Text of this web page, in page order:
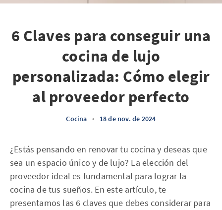
6 Claves para conseguir una
cocina de lujo
personalizada: Cómo elegir
al proveedor perfecto
Cocina • 18 de nov. de 2024
¿Estás pensando en renovar tu cocina y deseas que
sea un espacio único y de lujo? La elección del
proveedor ideal es fundamental para lograr la
cocina de tus sueños. En este artículo, te
presentamos las 6 claves que debes considerar para